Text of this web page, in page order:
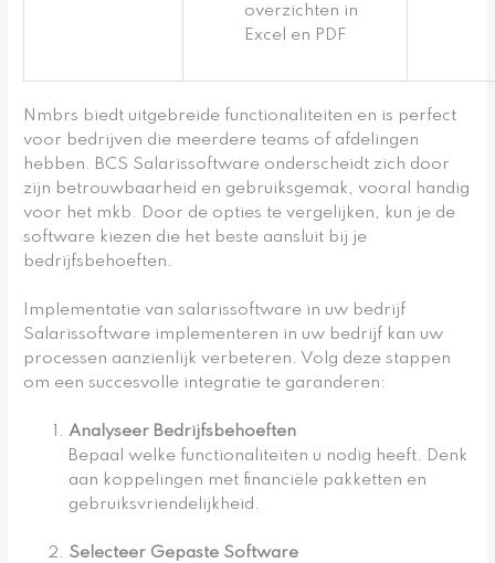
overzichten in
Excel en PDF
Nmbrs biedt uitgebreide functionaliteiten en is perfect
voor bedrijven die meerdere teams of afdelingen
hebben. BCS Salarissoftware onderscheidt zich door
zijn betrouwbaarheid en gebruiksgemak, vooral handig
voor het mkb. Door de opties te vergelijken, kun je de
software kiezen die het beste aansluit bij je
bedrijfsbehoeften.
Implementatie van salarissoftware in uw bedrijf
Salarissoftware implementeren in uw bedrijf kan uw
processen aanzienlijk verbeteren. Volg deze stappen
om een succesvolle integratie te garanderen:
Analyseer Bedrijfsbehoeften
Bepaal welke functionaliteiten u nodig heeft. Denk
aan koppelingen met financiële pakketten en
gebruiksvriendelijkheid.
Selecteer Gepaste Software